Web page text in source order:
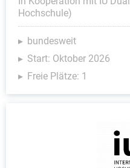
Hochschule)
bundesweit
Start: Oktober 2026
Freie Plätze: 1